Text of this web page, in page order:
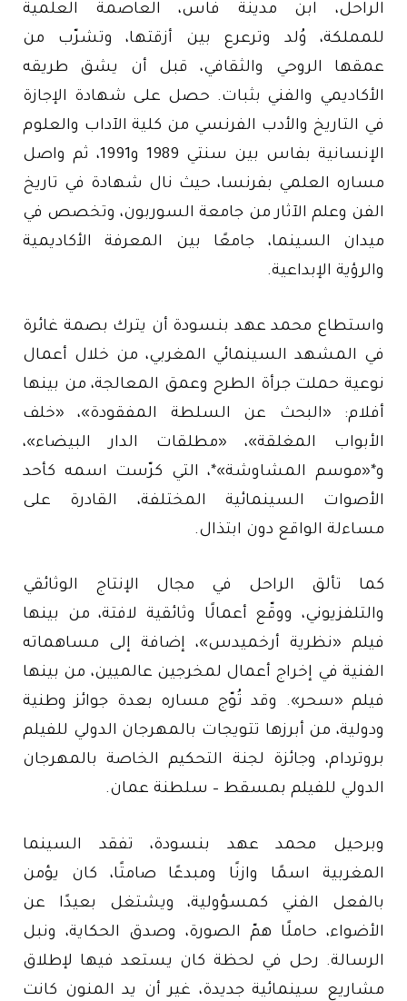
الراحل، ابن مدينة فاس، العاصمة العلمية
للمملكة، وُلد وترعرع بين أزقتها، وتشرّب من
عمقها الروحي والثقافي، قبل أن يشق طريقه
الأكاديمي والفني بثبات. حصل على شهادة الإجازة
في التاريخ والأدب الفرنسي من كلية الآداب والعلوم
الإنسانية بفاس بين سنتي 1989 و1991، ثم واصل
مساره العلمي بفرنسا، حيث نال شهادة في تاريخ
الفن وعلم الآثار من جامعة السوربون، وتخصص في
ميدان السينما، جامعًا بين المعرفة الأكاديمية
والرؤية الإبداعية.
واستطاع محمد عهد بنسودة أن يترك بصمة غائرة
في المشهد السينمائي المغربي، من خلال أعمال
نوعية حملت جرأة الطرح وعمق المعالجة، من بينها
أفلام: «البحث عن السلطة المفقودة»، «خلف
الأبواب المغلقة»، «مطلقات الدار البيضاء»،
و*«موسم المشاوشة»*، التي كرّست اسمه كأحد
الأصوات السينمائية المختلفة، القادرة على
مساءلة الواقع دون ابتذال.
كما تألق الراحل في مجال الإنتاج الوثائقي
والتلفزيوني، ووقّع أعمالًا وثائقية لافتة، من بينها
فيلم «نظرية أرخميدس»، إضافة إلى مساهماته
الفنية في إخراج أعمال لمخرجين عالميين، من بينها
فيلم «سحر». وقد تُوّج مساره بعدة جوائز وطنية
ودولية، من أبرزها تتويجات بالمهرجان الدولي للفيلم
بروتردام، وجائزة لجنة التحكيم الخاصة بالمهرجان
الدولي للفيلم بمسقط – سلطنة عمان.
وبرحيل محمد عهد بنسودة، تفقد السينما
المغربية اسمًا وازنًا ومبدعًا صامتًا، كان يؤمن
بالفعل الفني كمسؤولية، ويشتغل بعيدًا عن
الأضواء، حاملًا همّ الصورة، وصدق الحكاية، ونبل
الرسالة. رحل في لحظة كان يستعد فيها لإطلاق
مشاريع سينمائية جديدة، غير أن يد المنون كانت